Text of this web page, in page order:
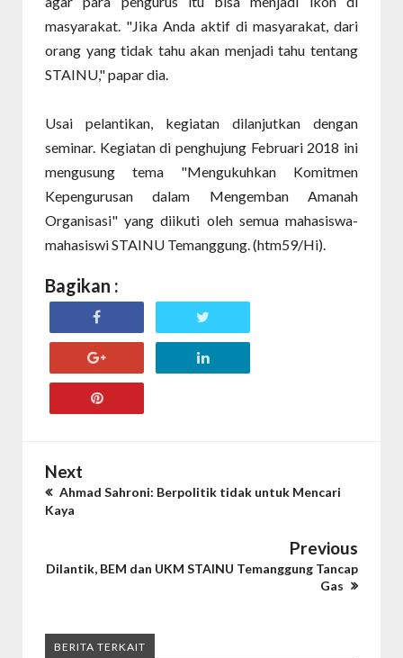
masyarakat. "Jika Anda aktif di masyarakat, dari
orang yang tidak tahu akan menjadi tahu tentang
STAINU," papar dia.
Usai pelantikan, kegiatan dilanjutkan dengan
seminar. Kegiatan di penghujung Februari 2018 ini
mengusung tema "Mengukuhkan Komitmen
Kepengurusan dalam Mengemban Amanah
Organisasi" yang diikuti oleh semua mahasiswa-
mahasiswi STAINU Temanggung. (htm59/Hi).
Bagikan :
Next
Ahmad Sahroni: Berpolitik tidak untuk Mencari
Kaya
Previous
Dilantik, BEM dan UKM STAINU Temanggung Tancap
Gas
BERITA TERKAIT